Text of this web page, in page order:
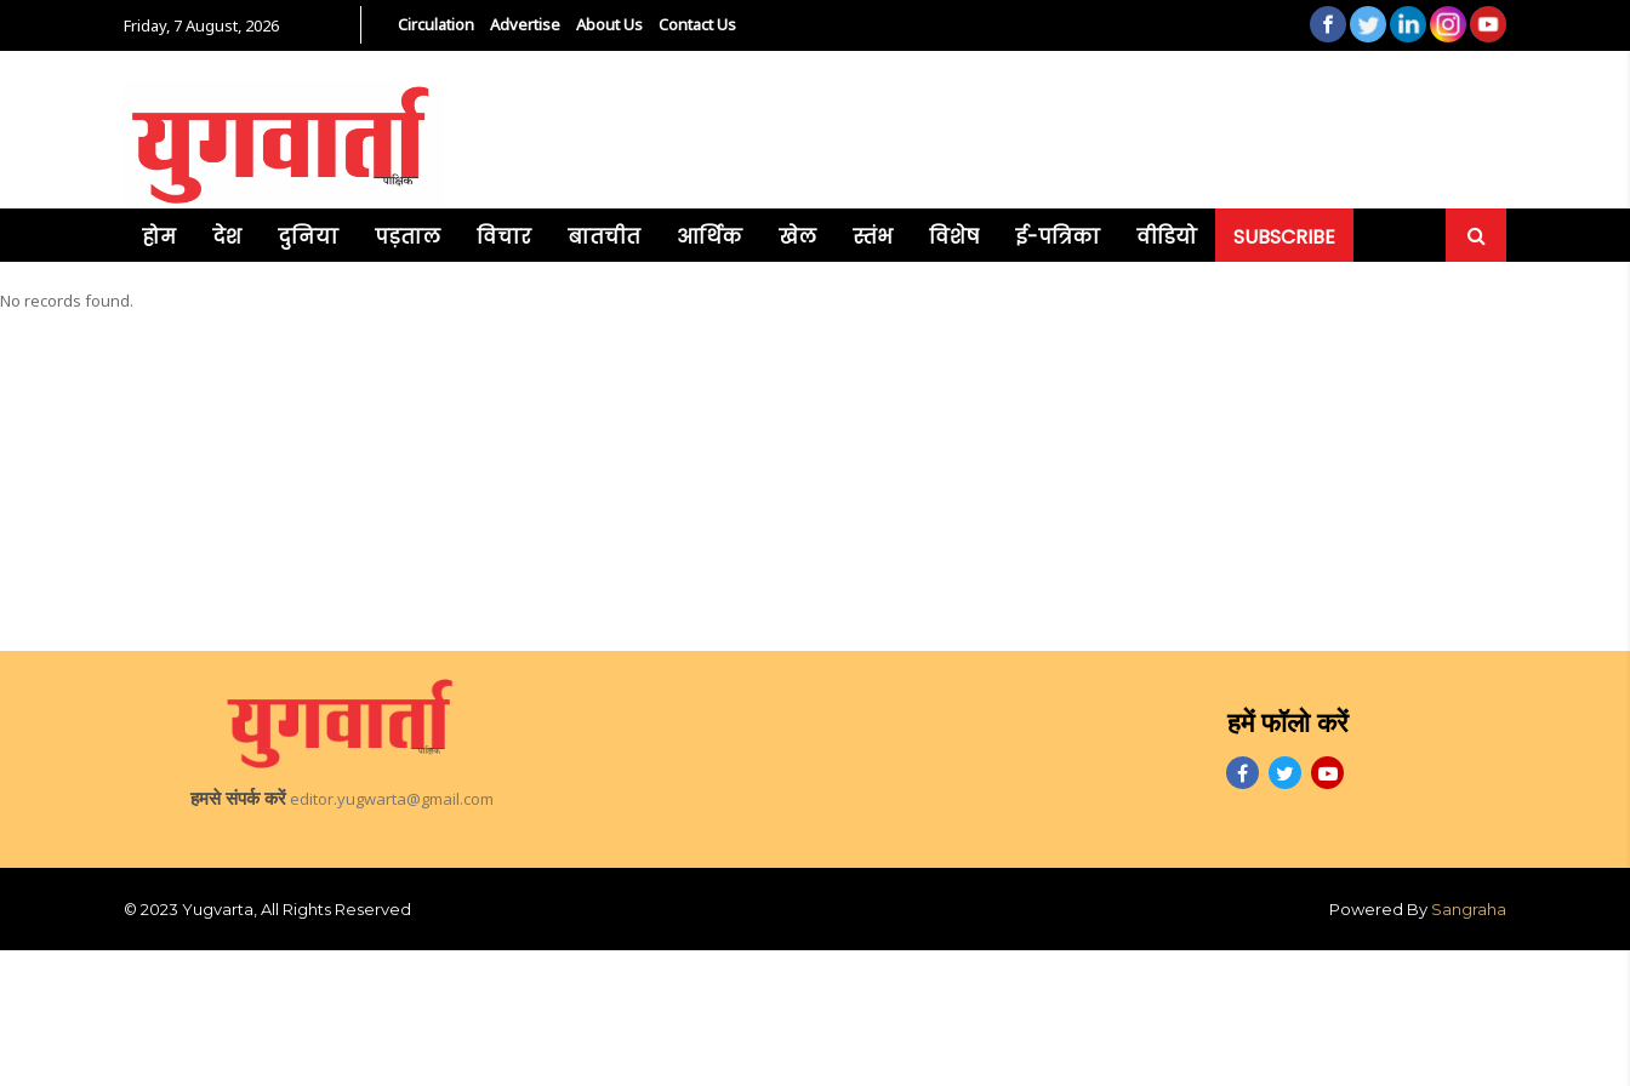
Friday, 7 August, 2026 Circulation Advertise About Us Contact Us
होम देश दुनिया पड़ताल विचार बातचीत आर्थिक खेल स्तंभ विशेष ई-पत्रिका वीडियो SUBSCRIBE
No records found.
हमसे संपर्क करें editor.yugwarta@gmail.com
हमें फॉलो करें
© 2023 Yugvarta, All Rights Reserved Powered By Sangraha